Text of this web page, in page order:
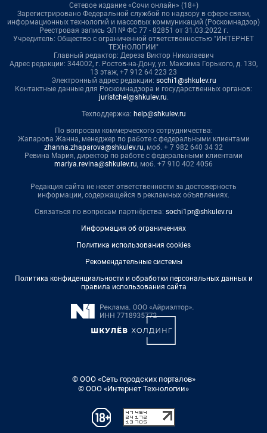
Сетевое издание «Сочи онлайн» (18+)
Зарегистрировано Федеральной службой по надзору в сфере связи,
информационных технологий и массовых коммуникаций (Роскомнадзор)
Реестровая запись ЭЛ № ФС 77 - 82851 от 31.03.2022 г.
Учредитель: Общество с ограниченной ответственностью "ИНТЕРНЕТ
ТЕХНОЛОГИИ"
Главный редактор: Дереза Виктор Николаевич
Адрес редакции: 344002, г. Ростов-на-Дону, ул. Максима Горького, д. 130,
13 этаж, +7 912 64 223 23
Электронный адрес редакции: sochi1@shkulev.ru
Контактные данные для Роскомнадзора и государственных органов:
juristchel@shkulev.ru.
Техподдержка: help@shkulev.ru
По вопросам коммерческого сотрудничества:
Жапарова Жанна, менеджер по работе с федеральными клиентами
zhanna.zhaparova@shkulev.ru, моб. + 7 982 640 34 32
Ревина Мария, директор по работе с федеральными клиентами
mariya.revina@shkulev.ru, моб. +7 910 402 4056
Редакция сайта не несет ответственности за достоверность
информации, содержащейся в рекламных объявлениях.
Связаться по вопросам партнёрства: sochi1pr@shkulev.ru
Информация об ограничениях
Политика использования cookies
Рекомендательные системы
Политика конфиденциальности и обработки персональных данных и
правила использования сайта
© ООО «Сеть городских порталов»
© ООО «Интернет Технологии»